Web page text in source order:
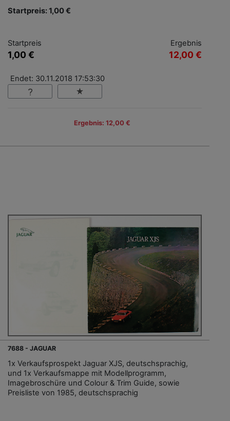
Startpreis: 1,00 €
Startpreis
1,00 €
Ergebnis
12,00 €
Endet: 30.11.2018 17:53:30
Ergebnis: 12,00 €
7688 - JAGUAR
1x Verkaufsprospekt Jaguar XJS, deutschsprachig,
und 1x Verkaufsmappe mit Modellprogramm,
Imagebroschüre und Colour & Trim Guide, sowie
Preisliste von 1985, deutschsprachig